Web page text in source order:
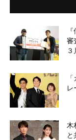
審
レ
木